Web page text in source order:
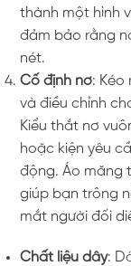
thành một hình
đảm bảo rằng
nét.
Cố định nơ:
và điều chỉnh
Kiểu thắt nơ
hoặc kiện yêu
động. Áo măng
giúp bạn trông
mắt người đối
Chất liệu dây: